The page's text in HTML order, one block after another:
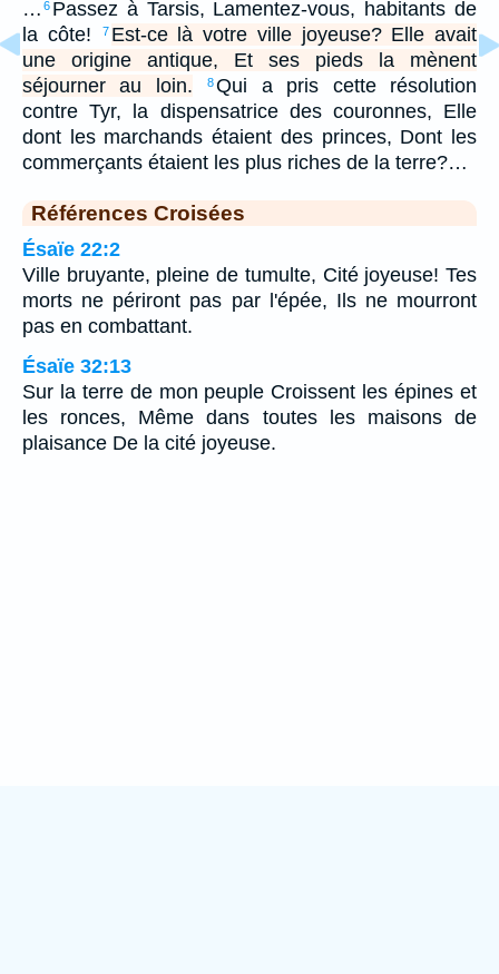
… 6 Passez à Tarsis, Lamentez-vous, habitants de
la côte!
7 Est-ce là votre ville joyeuse? Elle avait
une origine antique, Et ses pieds la mènent
séjourner au loin.
8Qui a pris cette résolution
contre Tyr, la dispensatrice des couronnes, Elle
dont les marchands étaient des princes, Dont les
commerçants étaient les plus riches de la terre?…
Références Croisées
Ésaïe 22:2
Ville bruyante, pleine de tumulte, Cité joyeuse! Tes
morts ne périront pas par l'épée, Ils ne mourront
pas en combattant.
Ésaïe 32:13
Sur la terre de mon peuple Croissent les épines et
les ronces, Même dans toutes les maisons de
plaisance De la cité joyeuse.